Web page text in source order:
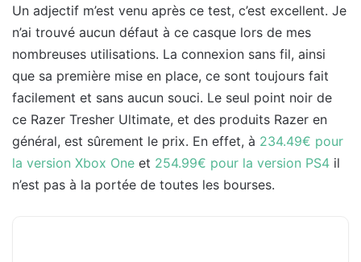
Un adjectif m’est venu après ce test, c’est excellent. Je
n’ai trouvé aucun défaut à ce casque lors de mes
nombreuses utilisations. La connexion sans fil, ainsi
que sa première mise en place, ce sont toujours fait
facilement et sans aucun souci. Le seul point noir de
ce Razer Tresher Ultimate, et des produits Razer en
général, est sûrement le prix. En effet, à 234.49€ pour
la version Xbox One et 254.99€ pour la version PS4 il
n’est pas à la portée de toutes les bourses.